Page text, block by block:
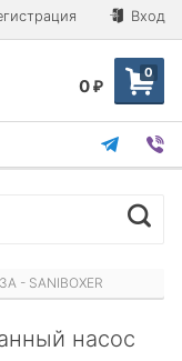
Вход
0
0 ₽
- SANIBOXER
насос